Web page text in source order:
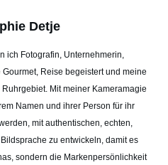
Detje
ich Fotografin, Unternehmerin,
Reise begeistert und meine
Mit meiner Kameramagie
Namen und ihrer Person für ihr
mit authentischen, echten,
zu entwickeln, damit es
sondern die Markenpersönlichkeit